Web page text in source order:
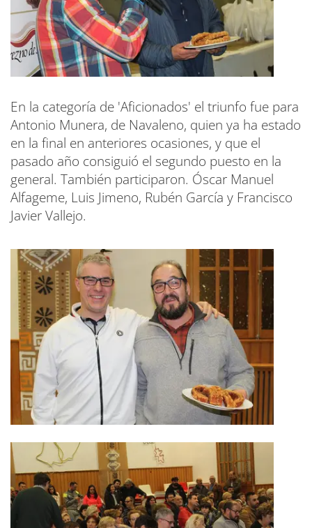
En la categoría de 'Aficionados' el triunfo fue para
Antonio Munera, de Navaleno, quien ya ha estado
en la final en anteriores ocasiones, y que el
pasado año consiguió el segundo puesto en la
general. También participaron. Óscar Manuel
Alfageme, Luis Jimeno, Rubén García y Francisco
Javier Vallejo.